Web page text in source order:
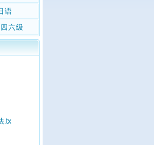
语
六级
.tx